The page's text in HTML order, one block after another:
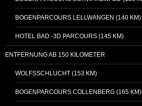
BOGENPARCOURS LELLWANGEN (140 KM)
HOTEL BAD -3D PARCOURS (145 KM)
ENTFERNUNG AB 150 KILOMETER
WOLFSSCHLUCHT (153 KM)
BOGENPARCOURS COLLENBERG (165 KM)